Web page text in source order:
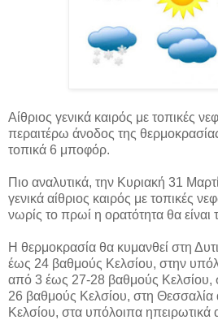
Αίθριος γενικά καιρός με τοπικές
περαιτέρω άνοδος της
τοπικά 6 μποφόρ.
Πιο αναλυτικά, την Κυριακή 31
γενικά αίθριος καιρός με τοπικές
νωρίς το πρωί η ορατότητα θα είναι
Η θερμοκρασία θα κυμανθεί στη
έως 24 βαθμούς Κελσίου, στην
από 3 έως 27-28 βαθμούς Κελσίου,
26 βαθμούς Κελσίου, στη
Κελσίου, στα υπόλοιπα